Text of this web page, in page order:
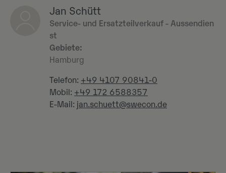
Jan Schütt
Service- und Ersatzteilverkauf - Aussendien
st
Gebiete:
Hamburg
Telefon: +49 4107 90841-0
Mobil: +49 172 6588357
E-Mail: jan.schuett@swecon.de